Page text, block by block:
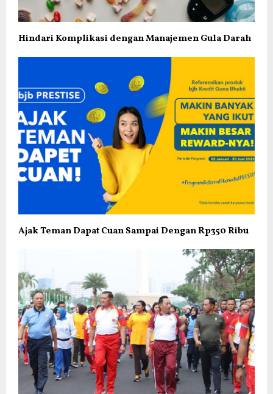
Hindari Komplikasi dengan Manajemen Gula Darah
Ajak Teman Dapat Cuan Sampai Dengan Rp350 Ribu